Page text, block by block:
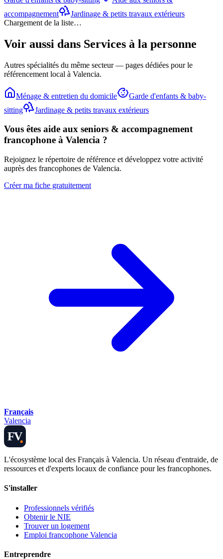
accompagnement
Jardinage & petits travaux extérieurs
Chargement de la liste…
Voir aussi dans Services à la personne
Autres spécialités du même secteur — pages dédiées pour le
référencement local à Valencia.
Ménage & entretien du domicile
Garde d'enfants & baby-
sitting
Jardinage & petits travaux extérieurs
Vous êtes aide aux seniors & accompagnement
francophone à Valencia ?
Rejoignez le répertoire de référence et développez votre activité
auprès des francophones de Valencia.
Créer ma fiche gratuitement
Français
Valencia
FV
L'écosystème local des Français à Valencia. Un réseau d'entraide, de
ressources et d'experts locaux de confiance pour les francophones.
S'installer
Professionnels vérifiés
Obtenir le NIE
Trouver un logement
Emploi francophone Valencia
Entreprendre